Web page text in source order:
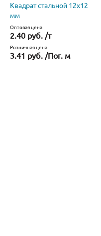
Квадрат стальной 12х12
мм
Оптовая цена
2.40 руб. /т
Розничная цена
3.41 руб. /Пог. м